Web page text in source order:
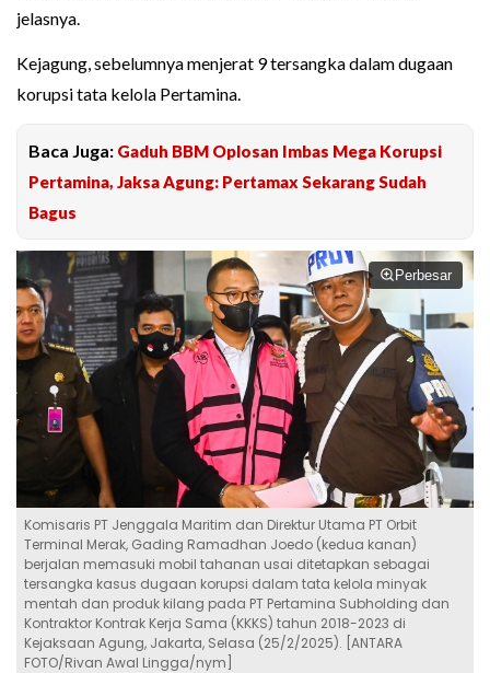
jelasnya.
Kejagung, sebelumnya menjerat 9 tersangka dalam dugaan
korupsi tata kelola Pertamina.
Baca Juga: Gaduh BBM Oplosan Imbas Mega Korupsi
Pertamina, Jaksa Agung: Pertamax Sekarang Sudah
Bagus
Perbesar
Komisaris PT Jenggala Maritim dan Direktur Utama PT Orbit
Terminal Merak, Gading Ramadhan Joedo (kedua kanan)
berjalan memasuki mobil tahanan usai ditetapkan sebagai
tersangka kasus dugaan korupsi dalam tata kelola minyak
mentah dan produk kilang pada PT Pertamina Subholding dan
Kontraktor Kontrak Kerja Sama (KKKS) tahun 2018-2023 di
Kejaksaan Agung, Jakarta, Selasa (25/2/2025). [ANTARA
FOTO/Rivan Awal Lingga/nym]